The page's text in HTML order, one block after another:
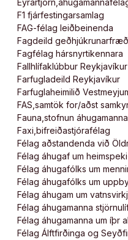
F1 fjárfestingarsamlag
FAG-félag leiðbeinenda
Fagdeild
Fagfélag hársnyrtikennara
Fallhlífaklúbbur Reykjavíkur
Farfugladeild Reykjavíkur
Farfuglaheimilið
FAS,samtök for/aðst
Fauna,stofnun áhugamanna
Faxi,bifreiðastjórafélag
Félag aðstandenda við
Félag áhugaf um
Félag áhugafólks um
Félag áhugafólks um
Félag áhugam um
Félag áhugamanna
Félag áhugamanna um íþr
Félag Álftfirðinga og